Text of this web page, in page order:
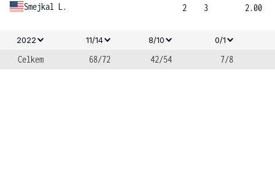
Smejkal L.
2
3
2.00
2022 11/14 8/10 0/1
Celkem 68/72 42/54 7/8